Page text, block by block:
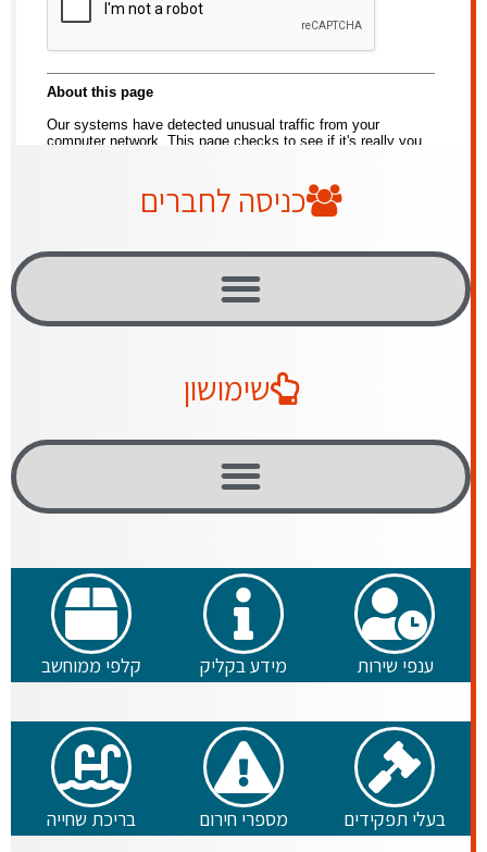
כניסה לחברים
שימושון
ענפי שירות מידע בקליק קלפי ממוחשב
בעלי תפקידים מספרי חירום בריכת שחייה